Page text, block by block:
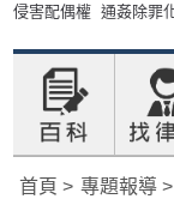
侵害配偶權 通姦除罪
首頁 專題報導